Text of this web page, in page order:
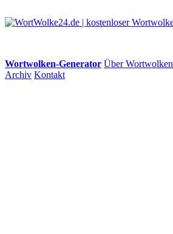
Wortwolken-Generator Über Wortwolken
Archiv Kontakt